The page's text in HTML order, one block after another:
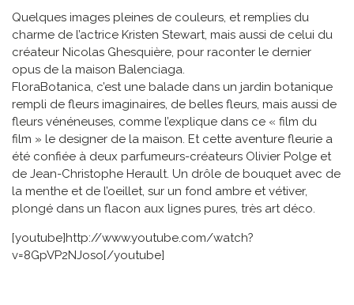
Quelques images pleines de couleurs, et remplies du
charme de l’actrice Kristen Stewart, mais aussi de celui du
créateur Nicolas Ghesquière, pour raconter le dernier
opus de la maison Balenciaga.
FloraBotanica, c’est une balade dans un jardin botanique
rempli de fleurs imaginaires, de belles fleurs, mais aussi de
fleurs vénéneuses, comme l’explique dans ce « film du
film » le designer de la maison. Et cette aventure fleurie a
été confiée à deux parfumeurs-créateurs Olivier Polge et
de Jean-Christophe Herault. Un drôle de bouquet avec de
la menthe et de l’oeillet, sur un fond ambre et vétiver,
plongé dans un flacon aux lignes pures, très art déco.
[youtube]http://www.youtube.com/watch?
v=8GpVP2NJoso[/youtube]